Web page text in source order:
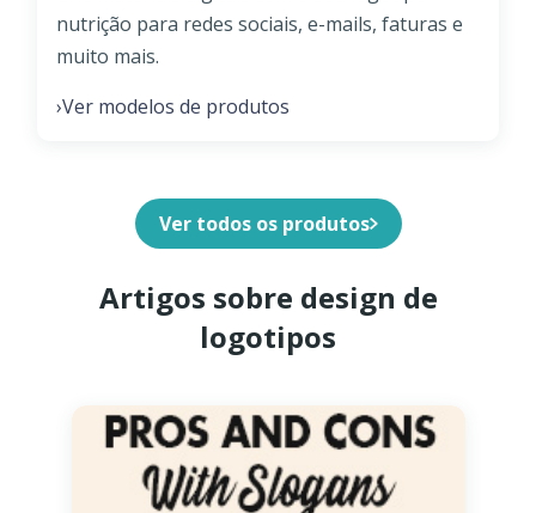
nutrição para redes sociais, e-mails, faturas e
muito mais.
›Ver modelos de produtos
Ver todos os produtos
Artigos sobre design de
logotipos